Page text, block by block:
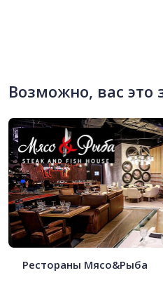
Возможно, вас это
Рестораны Мясо&Рыба